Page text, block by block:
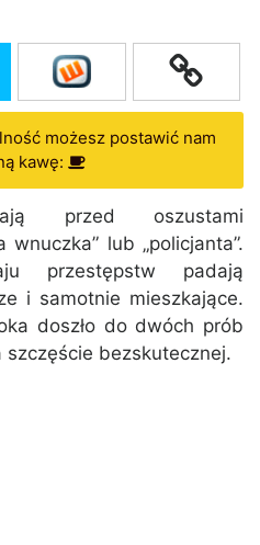
możesz postawić nam
kawę:
przed oszustami
wnuczka” lub „policjanta”.
przestępstw padają
i samotnie mieszkające.
doszło do dwóch prób
bezskutecznej.